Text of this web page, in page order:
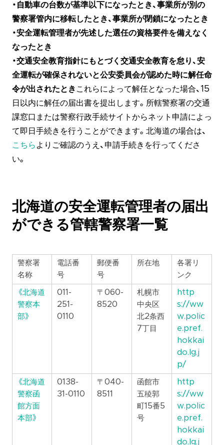
・自動車の台数が基準以下になったとき、事業所が別の
警察署管内に移転したとき、事業所が閉鎖になったとき
・安全運転管理者が先述した選任の資格要件を備えなく
なったとき
・交通安全教育指針にもとづく交通安全教育を怠り、安
全運転が確保されないと公安委員会が認めた時に解任命
令が出されたとき これらによって解任となった場合、15
日以内に解任の届出書を提出します。所轄警察署の交通
課窓口または警察行政手続サイトからネット申請によっ
て即日手続きを行うことができます。北海道の場合は、
こちら よりご確認のうえ、申請手続きを行ってくださ
い。
北海道の安全運転管理者の届出
ができる管轄警察署一覧
警察署
名称
電話番
号
郵便番
号
所在地
各署リ
ンク
《北海道
警察本
部》
011-
251-
0110
〒060-
8520
札幌市
中央区
北2条西
7丁目
http
s://ww
w.polic
e.pref.
hokkai
do.lg.j
p/
《北海道
警察函
館方面
本部》
0138-
31-0110
〒040-
8511
函館市
五稜郭
町15番5
号
http
s://ww
w.polic
e.pref.
hokkai
do.lg.j